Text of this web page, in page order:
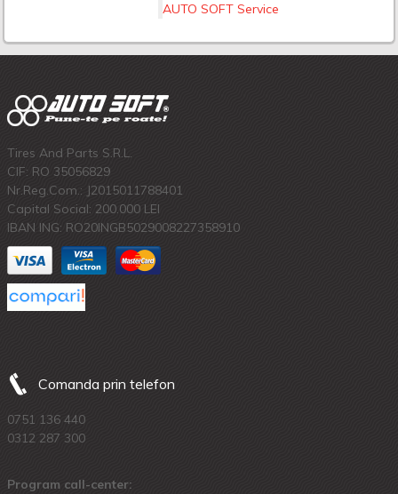
AUTO SOFT Service
Tires And Parts S.R.L.
CIF: RO 35056829
Nr.Reg.Com.: J2015011788401
Capital Social: 200.000 LEI
IBAN ING: RO20INGB5029008227358910
Comanda prin telefon
0751 136 440
0312 287 300
Program call-center: